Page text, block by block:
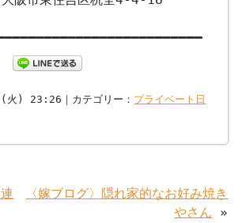
火) 23:26｜カテゴリー： プライベート日
〈嫁ブログ〉隠れ家的なお好み焼き
やさん »